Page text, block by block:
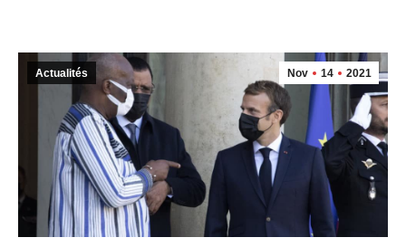
Nov 14 2021
Actualités